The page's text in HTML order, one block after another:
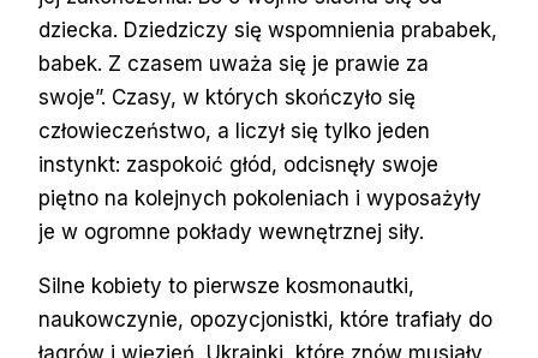
dziecka. Dziedziczy się wspomnienia prababek,
babek. Z czasem uważa się je prawie za
swoje”. Czasy, w których skończyło się
człowieczeństwo, a liczył się tylko jeden
instynkt: zaspokoić głód, odcisnęły swoje
piętno na kolejnych pokoleniach i wyposażyły
je w ogromne pokłady wewnętrznej siły.
Silne kobiety to pierwsze kosmonautki,
naukowczynie, opozycjonistki, które trafiały do
łagrów i więzień, Ukrainki, które znów musiały